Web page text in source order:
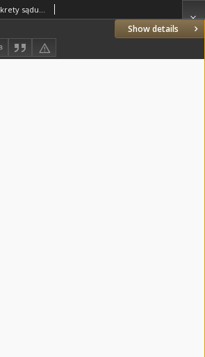
Show details
Konstytucje sejmowe i dekrety sądu sejmowego